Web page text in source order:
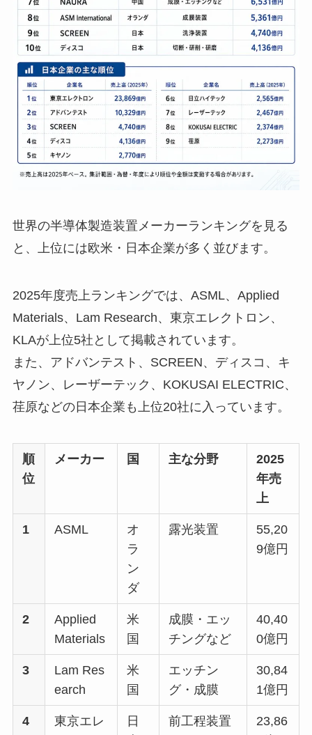
世界の半導体製造装置メーカーランキングを見る
と、上位には欧米・日本企業が多く並びます。
2025年度売上ランキングでは、ASML、Applied
Materials、Lam Research、東京エレクトロン、
KLAが上位5社として掲載されています。
また、アドバンテスト、SCREEN、ディスコ、キ
ヤノン、レーザーテック、KOKUSAI ELECTRIC、
荏原などの日本企業も上位20社に入っています。
順
位
メーカー 国 主な分野
2025
年売
上
1 ASML
オ
ラ
ン
ダ
露光装置
55,20
9億円
2
Applied
Materials
米
国
成膜・エッ
チングなど
40,40
0億円
3
Lam Res
earch
米
国
エッチン
グ・成膜
30,84
1億円
4
東京エレ
日
前工程装置
23,86